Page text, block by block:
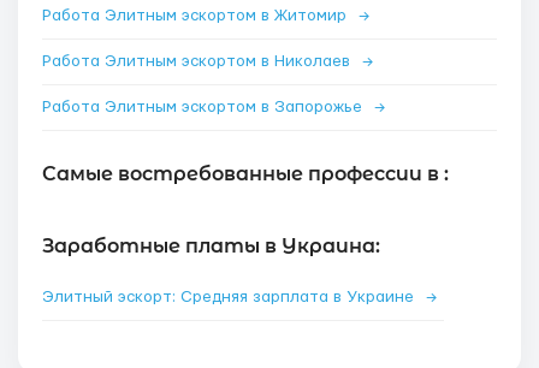
Работа Элитным эскортом в Житомир →
Работа Элитным эскортом в Николаев →
Работа Элитным эскортом в Запорожье →
Самые востребованные профессии в :
Заработные платы в Украина:
Элитный эскорт: Средняя зарплата в Украине →